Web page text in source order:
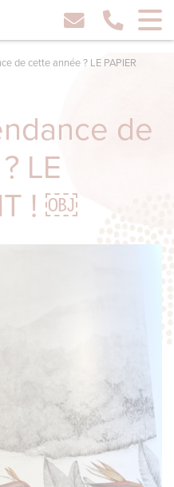
de cette année ? LE PAPIER
de
LE
! ￼